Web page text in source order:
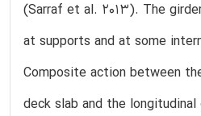
(Sarraf et al. 2013). The
at supports and at some
Composite action between
deck slab and the